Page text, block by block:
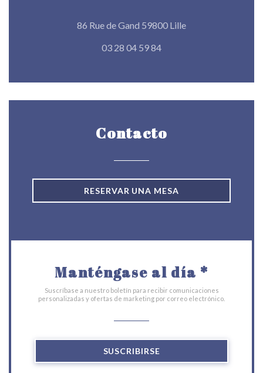
86 Rue de Gand 59800 Lille((abre en una
03 28 04 59 84
Contacto
RESERVAR UNA MESA
Manténgase al día *
Suscríbase a nuestro boletín para recibir comunicaciones
personalizadas y ofertas de marketing por correo electrónico.
SUSCRIBIRSE